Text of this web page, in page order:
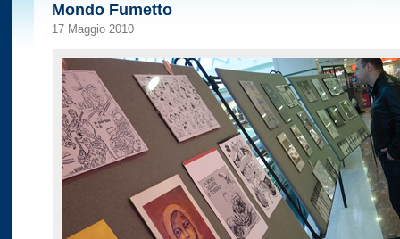
Mondo Fumetto
17 Maggio 2010